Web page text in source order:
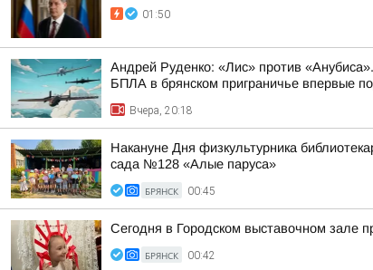
01:50
Андрей Руденко: «Лис» против
БПЛА в брянском приграничье впервые
Вчера, 20:18
Накануне Дня физкультурника
сада №128 «Алые паруса»
БРЯНСК 00:45
Сегодня в Городском выставочном зале
БРЯНСК 00:42